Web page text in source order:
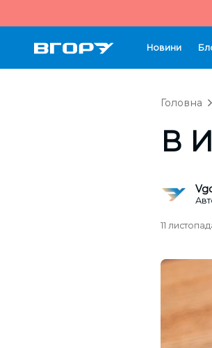
Новини
Головна
В
11